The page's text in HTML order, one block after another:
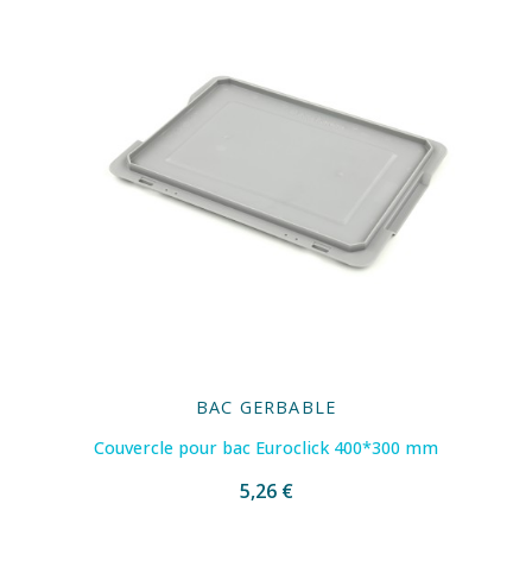
BAC GERBABLE
Couvercle pour bac Euroclick 400*300 mm
5,26 €